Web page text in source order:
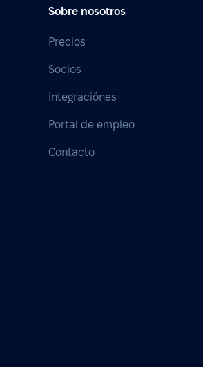
Sobre nosotros
Precios
Socios
Integraciónes
Portal de empleo
Contacto